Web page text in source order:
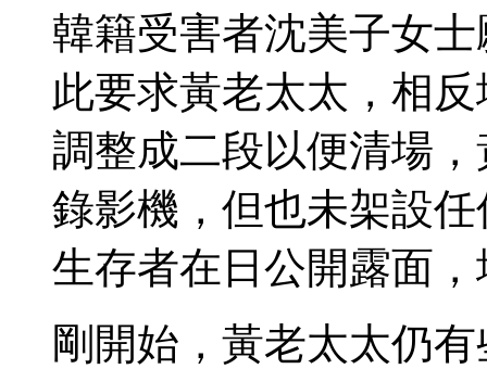
韓籍受害者沈美子女
此要求黃老太太，相
調整成二段以便清場
錄影機，但也未架設
生存者在日公開露面
剛開始，黃老太太仍